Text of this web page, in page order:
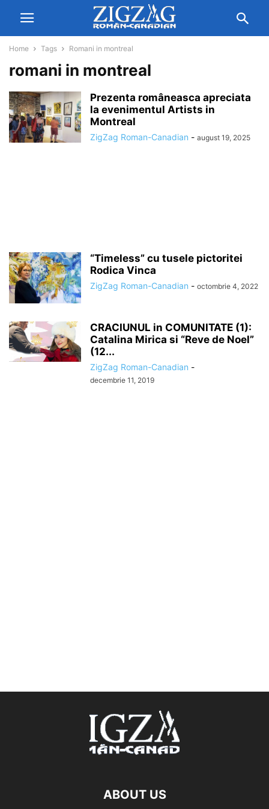
Home Tags Romani in montreal
romani in montreal
Prezenta româneasca apreciata
la evenimentul Artists in
Montreal
ZigZag Roman-Canadian - august 19, 2025
“Timeless” cu tusele pictoritei
Rodica Vinca
ZigZag Roman-Canadian - octombrie 4, 2022
CRACIUNUL in COMUNITATE (1):
Catalina Mirica si “Reve de Noel”
(12...
ZigZag Roman-Canadian -
decembrie 11, 2019
ABOUT US